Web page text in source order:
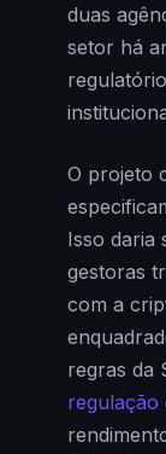
duas
setor há
O projeto
Isso daria
gestoras
com a
regras da
regulação